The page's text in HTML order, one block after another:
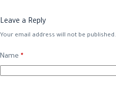
Leave a Reply
Your email address will not be published.
Name *